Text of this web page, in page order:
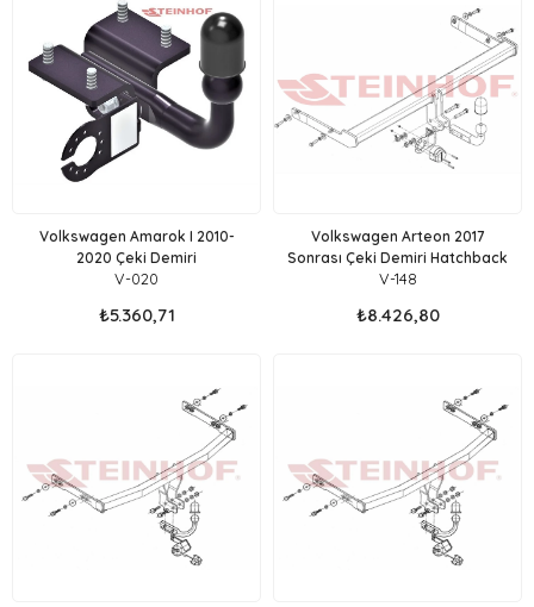
Volkswagen Amarok I 2010-
2020 Çeki Demiri
V-020
₺5.360,71
Volkswagen Arteon 2017
Sonrası Çeki Demiri Hatchback
V-148
₺8.426,80